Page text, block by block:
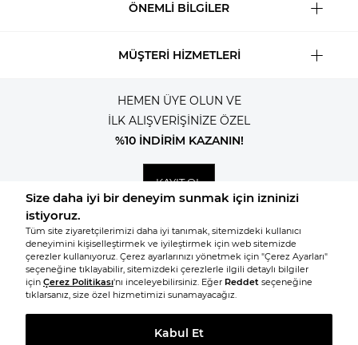
ÖNEMLİ BİLGİLER
MÜŞTERİ HİZMETLERİ
HEMEN ÜYE OLUN VE
İLK ALIŞVERİŞİNİZE ÖZEL
%10 İNDİRİM KAZANIN!
KAYIT OL